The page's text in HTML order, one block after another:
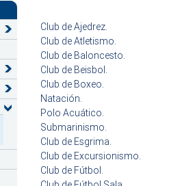
Club de Ajedrez.
Club de Atletismo.
Club de Baloncesto.
Club de Beisbol.
Club de Boxeo.
Natación.
Polo Acuático.
Submarinismo.
Club de Esgrima.
Club de Excursionismo.
Club de Fútbol.